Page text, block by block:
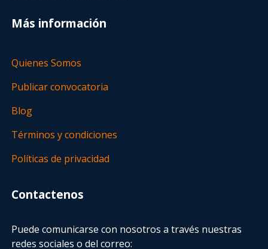
Más información
Quienes Somos
Publicar convocatoria
Blog
Términos y condiciones
Políticas de privacidad
Contactenos
Puede comunicarse con nosotros a través nuestras
redes sociales o del correo: